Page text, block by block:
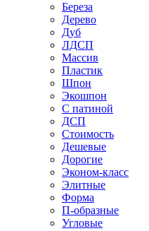
Береза
Дерево
Дуб
ЛДСП
Массив
Пластик
Шпон
Экошпон
С патиной
ДСП
Стоимость
Дешевые
Дорогие
Эконом-класс
Элитные
Форма
П-образные
Угловые